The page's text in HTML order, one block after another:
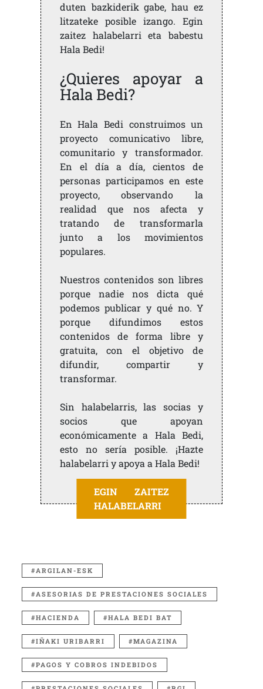
duten bazkiderik gabe, hau ez
litzateke posible izango. Egin
zaitez halabelarri eta babestu
Hala Bedi!
¿Quieres apoyar a
Hala Bedi?
En Hala Bedi construimos un
proyecto comunicativo libre,
comunitario y transformador.
En el día a día, cientos de
personas participamos en este
proyecto, observando la
realidad que nos afecta y
tratando de transformarla
junto a los movimientos
populares.
Nuestros contenidos son libres
porque nadie nos dicta qué
podemos publicar y qué no. Y
porque difundimos estos
contenidos de forma libre y
gratuita, con el objetivo de
difundir, compartir y
transformar.
Sin halabelarris, las socias y
socios que apoyan
económicamente a Hala Bedi,
esto no sería posible. ¡Hazte
halabelarri y apoya a Hala Bedi!
EGIN ZAITEZ
HALABELARRI
ARGILAN-ESK
ASESORIAS DE PRESTACIONES SOCIALES
HACIENDA HALA BEDI BAT
IÑAKI URIBARRI MAGAZINA
PAGOS Y COBROS INDEBIDOS